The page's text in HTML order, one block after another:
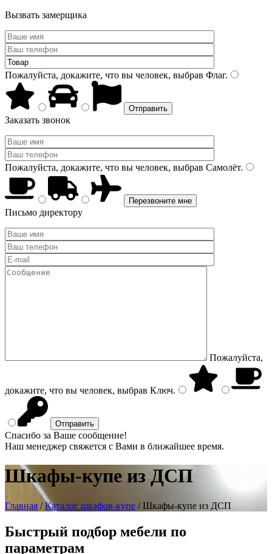
Вызвать замерщика
Пожалуйста, докажите, что вы человек, выбрав Флаг.
Заказать звонок
Пожалуйста, докажите, что вы человек, выбрав Самолёт.
Письмо директору
Пожалуйста,
докажите, что вы человек, выбрав Ключ.
Спасибо за Ваше сообщение!
Наш менеджер свяжется с Вами в ближайшее время.
Шкафы-купе из ДСП
Главная /Каталог шкафов-купе / Шкафы-купе из ДСП
Быстрый подбор мебели по
параметрам